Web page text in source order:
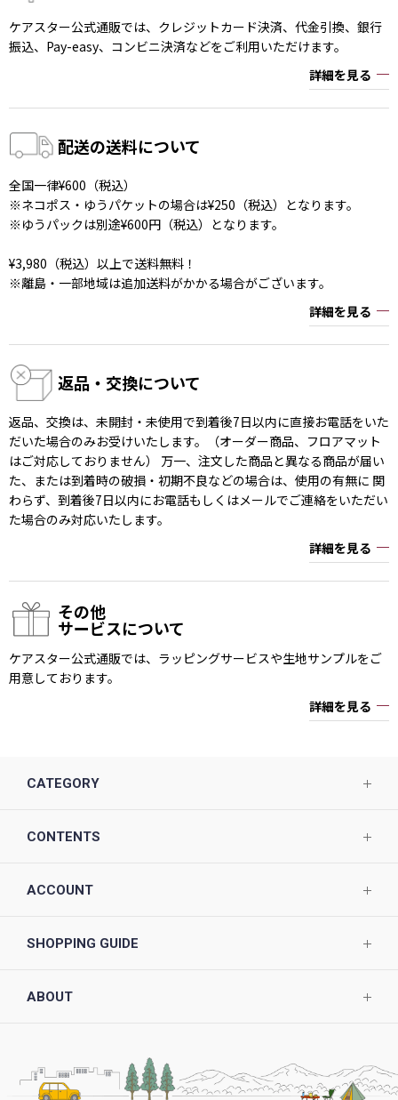
ケアスター公式通販では、クレジットカード決済、代金引換、銀行
振込、Pay-easy、コンビニ決済などをご利用いただけます。
詳細を見る
配送の送料について
全国一律¥600（税込）
※ネコポス・ゆうパケットの場合は¥250（税込）となります。
※ゆうパックは別途¥600円（税込）となります。
¥3,980（税込）以上で送料無料！
※離島・一部地域は追加送料がかかる場合がございます。
詳細を見る
返品・交換について
返品、交換は、未開封・未使用で到着後7日以内に直接お電話をいた
だいた場合のみお受けいたします。（オーダー商品、フロアマット
はご対応しておりません） 万一、注文した商品と異なる商品が届い
た、または到着時の破損・初期不良などの場合は、使用の有無に 関
わらず、到着後7日以内にお電話もしくはメールでご連絡をいただい
た場合のみ対応いたします。
詳細を見る
その他
サービスについて
ケアスター公式通販では、ラッピングサービスや生地サンプルをご
用意しております。
詳細を見る
CATEGORY
CONTENTS
ACCOUNT
SHOPPING GUIDE
ABOUT